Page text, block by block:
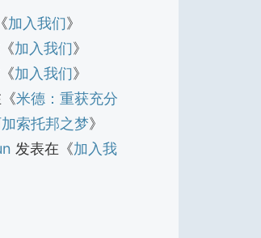
加入我们》
加入我们》
加入我们》
米德：重获充分
索托邦之梦》
发表在《加入我